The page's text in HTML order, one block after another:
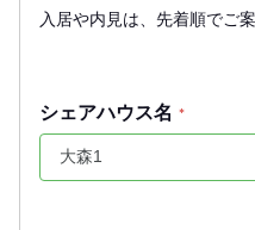
入居や内見は、先着順でご
シェアハウス名 *